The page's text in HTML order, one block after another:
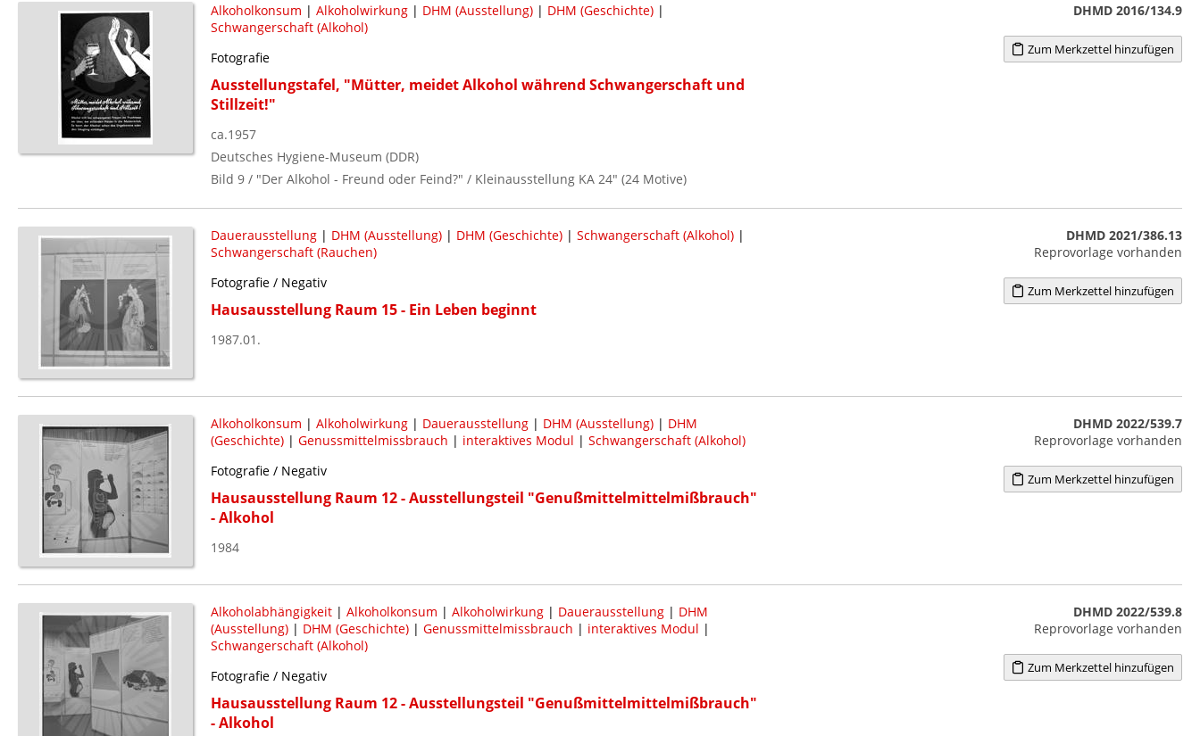
Alkoholkonsum | Alkoholwirkung| DHM (Ausstellung)| DHM (Geschichte)|
Schwangerschaft (Alkohol)
Fotografie
Ausstellungstafel, "Mütter, meidet Alkohol während Schwangerschaft und
Stillzeit!"
ca.1957
Deutsches Hygiene-Museum (DDR)
Bild 9 / "Der Alkohol - Freund oder Feind?" / Kleinausstellung KA 24" (24 Motive)
DHMD 2016/134.9
Zum Merkzettel hinzufügen
Dauerausstellung| DHM (Ausstellung)| DHM (Geschichte)| Schwangerschaft (Alkohol)|
Schwangerschaft (Rauchen)
Fotografie / Negativ
Hausausstellung Raum 15 - Ein Leben beginnt
1987.01.
DHMD 2021/386.13
Reprovorlage vorhanden
Zum Merkzettel hinzufügen
Alkoholkonsum | Alkoholwirkung| Dauerausstellung| DHM (Ausstellung)| DHM
(Geschichte)| Genussmittelmissbrauch | interaktives Modul | Schwangerschaft (Alkohol)
Fotografie / Negativ
Hausausstellung Raum 12 - Ausstellungsteil "Genußmittelmittelmißbrauch"
- Alkohol
1984
DHMD 2022/539.7
Reprovorlage vorhanden
Zum Merkzettel hinzufügen
Alkoholabhängigkeit| Alkoholkonsum | Alkoholwirkung| Dauerausstellung| DHM
(Ausstellung)| DHM (Geschichte)| Genussmittelmissbrauch | interaktives Modul |
Schwangerschaft (Alkohol)
Fotografie / Negativ
Hausausstellung Raum 12 - Ausstellungsteil "Genußmittelmittelmißbrauch"
- Alkohol
DHMD 2022/539.8
Reprovorlage vorhanden
Zum Merkzettel hinzufügen